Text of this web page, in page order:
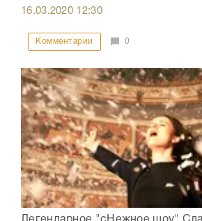
16.03.2020 12:30
Комментарии 0